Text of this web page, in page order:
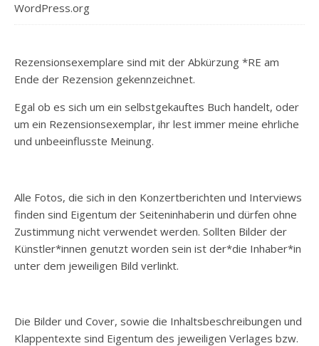
WordPress.org
Rezensionsexemplare sind mit der Abkürzung *RE am
Ende der Rezension gekennzeichnet.
Egal ob es sich um ein selbstgekauftes Buch handelt, oder
um ein Rezensionsexemplar, ihr lest immer meine ehrliche
und unbeeinflusste Meinung.
Alle Fotos, die sich in den Konzertberichten und Interviews
finden sind Eigentum der Seiteninhaberin und dürfen ohne
Zustimmung nicht verwendet werden. Sollten Bilder der
Künstler*innen genutzt worden sein ist der*die Inhaber*in
unter dem jeweiligen Bild verlinkt.
Die Bilder und Cover, sowie die Inhaltsbeschreibungen und
Klappentexte sind Eigentum des jeweiligen Verlages bzw.